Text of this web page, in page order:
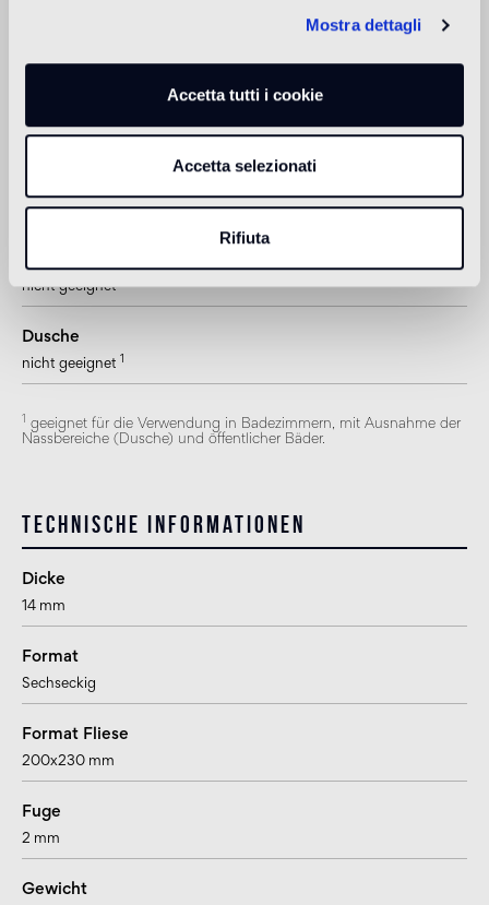
Mostra dettagli
Accetta tutti i cookie
Accetta selezionati
Rifiuta
nicht geeignet
geeignet
nicht geeignet
Dusche
nicht geeignet
geeignet für die Verwendung in Badezimmern, mit Ausnahme der
Nassbereiche (Dusche) und öffentlicher Bäder.
Technische Informationen
Dicke
14 mm
Format
Sechseckig
Format Fliese
200x230 mm
Fuge
2 mm
Gewicht